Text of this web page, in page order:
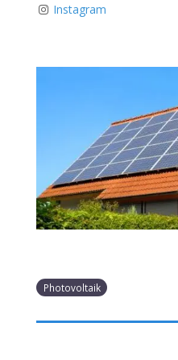
Instagram
Photovoltaik